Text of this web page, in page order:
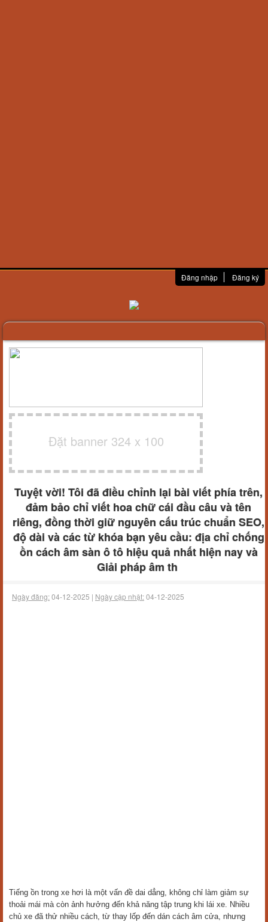
Đăng nhập Đăng ký
Đặt banner 324 x 100
Tuyệt vời! Tôi đã điều chỉnh lại bài viết phía trên,
đảm bảo chỉ viết hoa chữ cái đầu câu và tên
riêng, đồng thời giữ nguyên cấu trúc chuẩn SEO,
độ dài và các từ khóa bạn yêu cầu: địa chỉ chống
ồn cách âm sàn ô tô hiệu quả nhất hiện nay và
Giải pháp âm th
Ngày đăng:04-12-2025 | Ngày cập nhật:04-12-2025
Tiếng ồn trong xe hơi là một vấn đề dai dẳng, không chỉ làm giảm sự
thoải mái mà còn ảnh hưởng đến khả năng tập trung khi lái xe. Nhiều
chủ xe đã thử nhiều cách, từ thay lốp đến dán cách âm cửa, nhưng